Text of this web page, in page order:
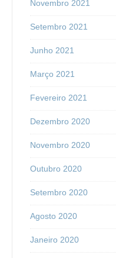
Novembro 2021
Setembro 2021
Junho 2021
Março 2021
Fevereiro 2021
Dezembro 2020
Novembro 2020
Outubro 2020
Setembro 2020
Agosto 2020
Janeiro 2020